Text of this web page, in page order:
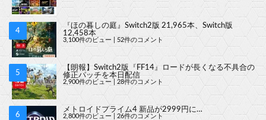
『ほの暮しの庭』Switch2版 21,965本、Switch版
12,458本
3,100件のビュー 52件のコメント
【朗報】Switch2版『FF14』ロードが長くなる不具合の
修正パッチを本日配信
2,900件のビュー 28件のコメント
メトロイドプライム4 新品が2999円に…
2,800件のビュー 26件のコメント